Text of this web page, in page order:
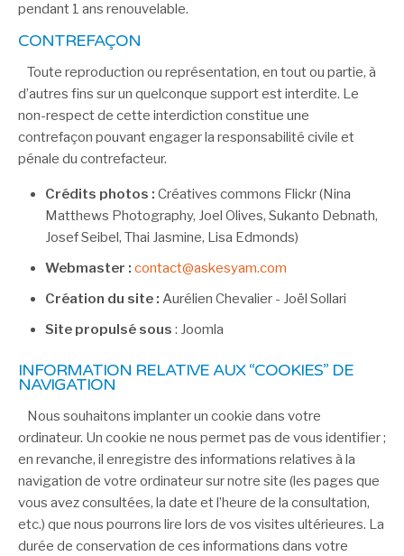
pendant 1 ans renouvelable.
CONTREFAÇON
Toute reproduction ou représentation, en tout ou partie, à
d’autres fins sur un quelconque support est interdite. Le
non-respect de cette interdiction constitue une
contrefaçon pouvant engager la responsabilité civile et
pénale du contrefacteur.
Crédits photos : Créatives commons Flickr (Nina
Matthews Photography, Joel Olives, Sukanto Debnath,
Josef Seibel, Thai Jasmine, Lisa Edmonds)
Webmaster :
Création du site : Aurélien Chevalier - Joël Sollari
Site propulsé sous : Joomla
INFORMATION RELATIVE AUX “COOKIES” DE
NAVIGATION
Nous souhaitons implanter un cookie dans votre
ordinateur. Un cookie ne nous permet pas de vous identifier ;
en revanche, il enregistre des informations relatives à la
navigation de votre ordinateur sur notre site (les pages que
vous avez consultées, la date et l’heure de la consultation,
etc.) que nous pourrons lire lors de vos visites ultérieures. La
durée de conservation de ces informations dans votre